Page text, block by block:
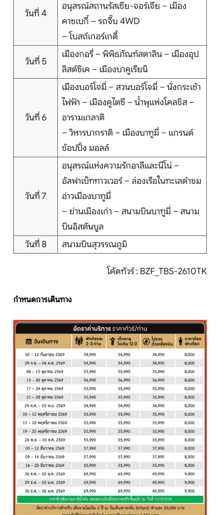
วันที่ 4
อนุสรณ์สถานรัสเซีย-จอร์เจีย – เมือง
คาซเบกี้ – รถจี๊บ 4WD
– โบสถ์เกอร์เกตี้
วันที่ 5
เมืองกอรี่ – พิพิธภัณฑ์สตาลิน – เมืองอุป
ลิสต์ซิเค – เมืองบาคูเรียนิ
วันที่ 6
เมืองบอร์โจมี่ – สวนบอร์โจมี่ – นั่งกระเช้า
ไฟฟ้า – เมืองคูไตซี – น้ำพุแห่งโคลชิส –
อารามเกลาติ
– วิหารบากราติ – เมืองบาทูมี่ – แกรนด์
ช้อปปิ้ง มอลล์
วันที่ 7
อนุสรณ์แห่งความรักอาลีและนีโน่ –
อัลฟาเบ็ททาวเวอร์ – ล่องเรือในทะเลดำชม
อ่าวเมืองบาทูมี่
– ย่านเมืองเก่า – สนามบินบาทูมี่ – สนาม
บินอิสตันบูล
วันที่ 8
สนามบินสุวรรณภูมิ
โค้ดทัวร์ : BZF_TBS-2610TK
กำหนดการเดินทาง